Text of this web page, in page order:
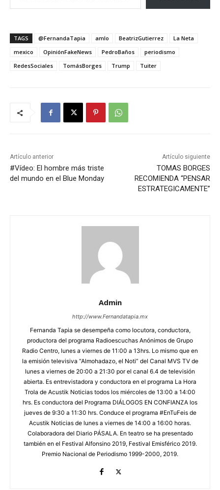
TAGS @FernandaTapia amlo BeatrizGutierrez
La Neta
mexico
OpiniónFakeNews PedroBaños
periodismo
RedesSociales
TomásBorges Trump Tuiter
Artículo anterior
#Vídeo: El hombre más triste
del mundo en el Blue Monday
Artículo siguiente
TOMAS BORGES
RECOMIENDA “PENSAR
ESTRATEGICAMENTE”
Admin
http://www.Fernandatapia.mx
Fernanda Tapia se desempeña como locutora, conductora,
productora del programa Radioescuchas Anónimos de Grupo
Radio Centro, lunes a viernes de 11:00 a 13hrs. Lo mismo que en
la emisión televisiva “Almohadazo, el Noti” del Canal MVS TV de
lunes a viernes de 20:00 a 21:30 por el canal 6.4 de televisión
abierta. Es entrevistadora y conductora en el programa La Hora
Trola de Acustik Noticias todos los miércoles de 13:00 a 14:00
hrs. Es conductora del Programa DIÁLOGOS EN CONFIANZA los
jueves de 9:30 a 11:30 hrs. Conduce el programa #EnTuFeis de
Acustik Noticias de lunes a viernes de 14:00 a 16:00 horas.
Colaboradora del Diario PÁSALA. En teatro se ha presentado
también en el Festival Alfonsino 2019, Festival Emisférico 2019.
Premio Nacional de Periodismo 1999-2000, 2019.